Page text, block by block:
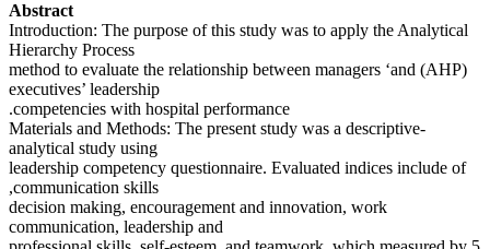
Abstract
Introduction: The purpose of this study was to apply the Analytical
Hierarchy Process
(AHP) method to evaluate the relationship between managers ‘and
executives’ leadership
competencies with hospital performance.
Materials and Methods: The present study was a descriptive-
analytical study using
leadership competency questionnaire. Evaluated indices include of
communication skills,
decision making, encouragement and innovation, work
communication, leadership and